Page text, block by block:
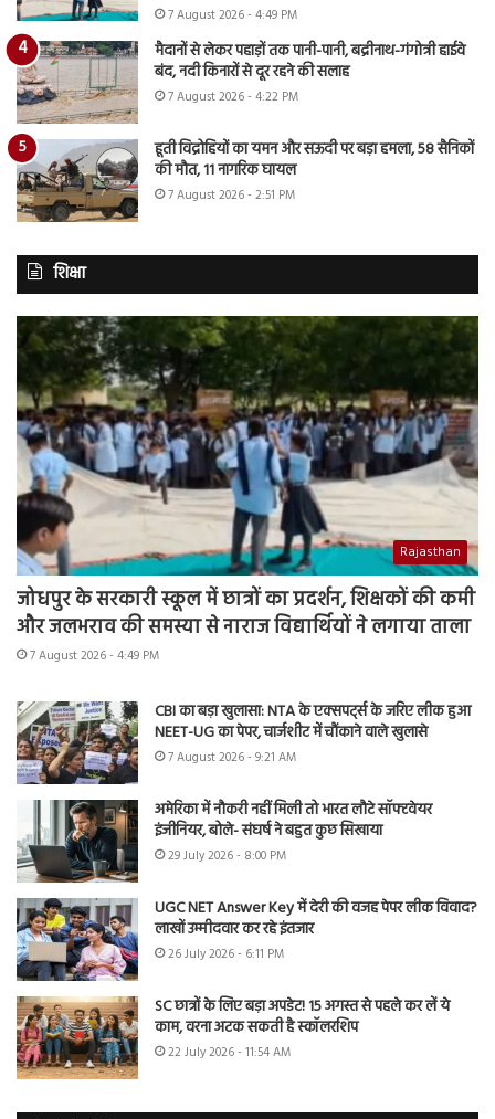
7 August 2026 - 4:49 PM
मैदानों से लेकर पहाड़ों तक पानी-पानी, बद्रीनाथ-गंगोत्री हाईवे
बंद, नदी किनारों से दूर रहने की सलाह
7 August 2026 - 4:22 PM
हूती विद्रोहियों का यमन और सऊदी पर बड़ा हमला, 58 सैनिकों
की मौत, 11 नागरिक घायल
7 August 2026 - 2:51 PM
शिक्षा
Rajasthan
जोधपुर के सरकारी स्कूल में छात्रों का प्रदर्शन, शिक्षकों की कमी
और जलभराव की समस्या से नाराज विद्यार्थियों ने लगाया ताला
7 August 2026 - 4:49 PM
CBI का बड़ा खुलासा: NTA के एक्सपर्ट्स के जरिए लीक हुआ
NEET-UG का पेपर, चार्जशीट में चौंकाने वाले खुलासे
7 August 2026 - 9:21 AM
अमेरिका में नौकरी नहीं मिली तो भारत लौटे सॉफ्टवेयर
इंजीनियर, बोले- संघर्ष ने बहुत कुछ सिखाया
29 July 2026 - 8:00 PM
UGC NET Answer Key में देरी की वजह पेपर लीक विवाद?
लाखों उम्मीदवार कर रहे इंतजार
26 July 2026 - 6:11 PM
SC छात्रों के लिए बड़ा अपडेट! 15 अगस्त से पहले कर लें ये
काम, वरना अटक सकती है स्कॉलरशिप
22 July 2026 - 11:54 AM